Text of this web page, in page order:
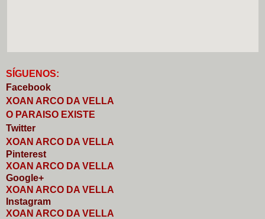
S GUENOS:
Facebook
XOAN ARCO DA VELLA
O PARAISO EXISTE
Twitter
XOAN ARCO DA VELLA
Pinterest
XOAN ARCO DA VELLA
Google+
XOAN ARCO DA VELLA
nstagram
XOAN ARCO DA VELLA